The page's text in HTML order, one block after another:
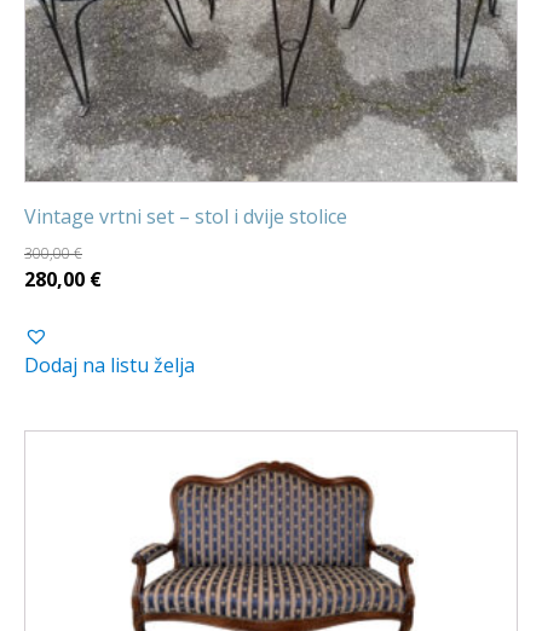
Vintage vrtni set – stol i dvije stolice
300,00€
Izvorna
bila
je:
280,00 €Trenutna
280,00 €.
Dodaj na listu želja